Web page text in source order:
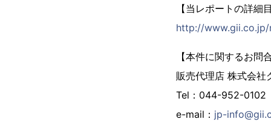
【当レポートの詳細
http://
【本件に関するお問
販売代理店 株式会社
Tel：044-952-0102
e-mail： jp-